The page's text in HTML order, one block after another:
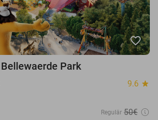
favorite_border
Park
9.6 star
Regulär 50€